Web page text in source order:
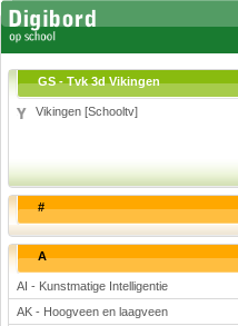
Vakken
Aardrijkskunde
Biologie
Engels
Frans, Duits, Chinees, Spaans
Geschiedenis
GS - Tvk 3d Vikingen
Vikingen [Schooltv]
#
A
AI - Kunstmatige Intelligentie
AK - Hoogveen en laagveen